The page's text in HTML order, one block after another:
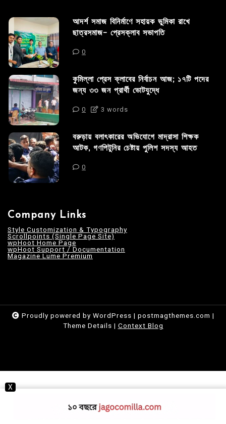
আদর্শ সমাজ বিনির্মাণে সহায়ক ভুমিকা রাখে
ছাত্রসমাজ- প্রেসক্লাব সভাপতি
0
কুমিল্লা প্রেস ক্লাবের নির্বাচন আজ; ১৭টি পদের
জন্য ৩৩ জন প্রার্থী ভোটযুদ্ধে
0 3 words
বরুড়ায় বলাৎকারের অভিযোগে মাদ্রাসা শিক্ষক
আটক, গণপিটুনির চেষ্টায় পুলিশ সদস্য আহত
0
Company Links
Style Customization & Typography
Scrollpoints (Single Page Site)
wpHoot Home Page
wpHoot Support / Documentation
Magazine Lume Premium
Proudly powered by WordPress | postmagthemes.com |
Theme Details | Context Blog
X